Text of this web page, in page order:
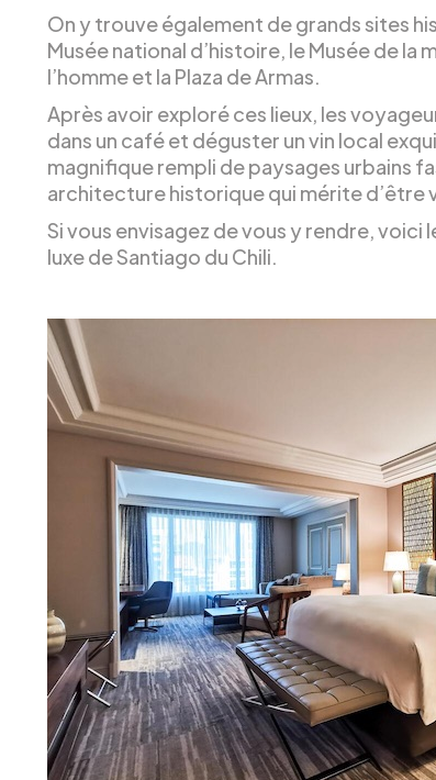
On y trouve également de grands sites
Musée national d’histoire, le Musée de la
l’homme et la Plaza de Armas.
Après avoir exploré ces lieux, les
dans un café et déguster un vin local
magnifique rempli de paysages urbains
architecture historique qui mérite d’être
Si vous envisagez de vous y rendre, voici
luxe de Santiago du Chili.